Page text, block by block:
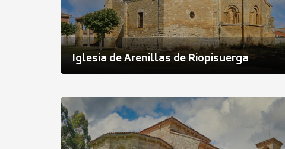
Iglesia de Arenillas de Riopisuerga